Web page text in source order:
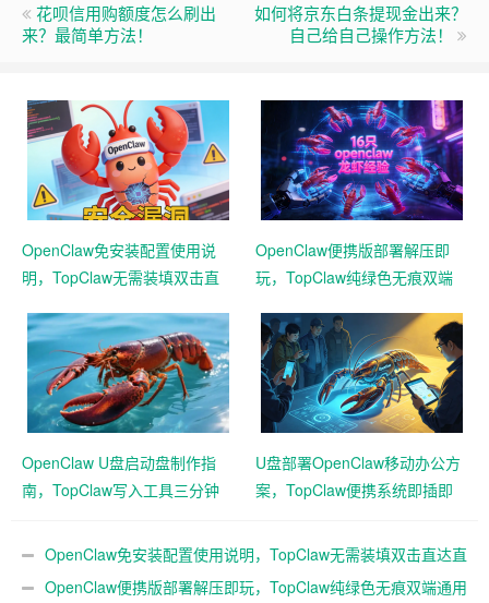
花呗信用购额度怎么刷出
来？最简单方法！
如何将京东白条提现金出来？
自己给自己操作方法！
OpenClaw免安装配置使用说
明，TopClaw无需装填双击直
OpenClaw便携版部署解压即
玩，TopClaw纯绿色无痕双端
OpenClaw U盘启动盘制作指
南，TopClaw写入工具三分钟
U盘部署OpenClaw移动办公方
案，TopClaw便携系统即插即
OpenClaw免安装配置使用说明，TopClaw无需装填双击直达直
连飞书OpenClaw便携版部署解压即玩，TopClaw纯绿色无痕双端通用